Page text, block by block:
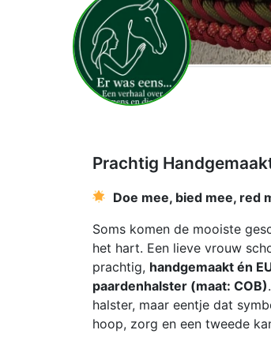
Prachtig
Doe mee, bied mee, red
Soms komen de mooiste
het hart. Een lieve vrouw
prachtig, handgemaakt én
paardenhalster (maat: COB)
halster, maar eentje dat
hoop, zorg en een tweede